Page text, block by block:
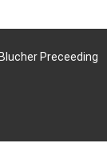
Preceeding